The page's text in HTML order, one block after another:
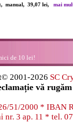
manual, 39,07 lei, mai
de 10 lei!
2001-2026 SC
vă
51/2000 * IBAN
nr. 3 ap. 11 * tel.